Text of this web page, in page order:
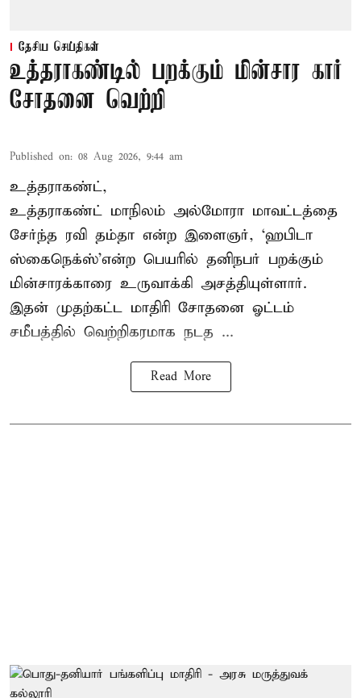
தேசிய செய்திகள்
உத்தராகண்டில் பறக்கும் மின்சார கார்
சோதனை வெற்றி
Published on: 08 Aug 2026, 9:44 am
உத்தராகண்ட்,
உத்தராகண்ட் மாநிலம் அல்மோரா மாவட்டத்தை
சேர்ந்த ரவி தம்தா என்ற இளைஞர், ‘ஹபிடா
ஸ்கைநெக்ஸ்’என்ற பெயரில் தனிநபர் பறக்கும்
மின்சாரக்காரை உருவாக்கி அசத்தியுள்ளார்.
இதன் முதற்கட்ட மாதிரி சோதனை ஓட்டம்
சமீபத்தில் வெற்றிகரமாக நடத ...
Read More